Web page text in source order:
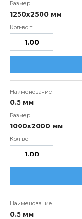
1250х2500 мм
0.5 мм
1000х2000 мм
0.5 мм